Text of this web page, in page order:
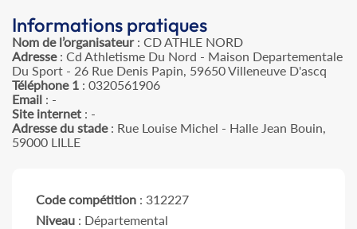
Informations pratiques
Nom de l’organisateur: CD ATHLE NORD
Adresse: Cd Athletisme Du Nord - Maison Departementale
Du Sport - 26 Rue Denis Papin, 59650 Villeneuve D'ascq
Téléphone 1 : 0320561906
Email : -
Site internet : -
Adresse du stade: Rue Louise Michel - Halle Jean Bouin,
59000 LILLE
Code compétition : 312227
Niveau : Départemental